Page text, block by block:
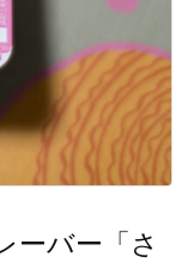
ーバー「さ